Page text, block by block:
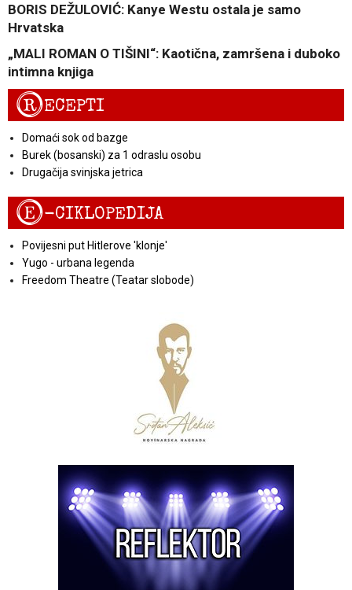
BORIS DEŽULOVIĆ: Kanye Westu ostala je samo
Hrvatska
„MALI ROMAN O TIŠINI“: Kaotična, zamršena i duboko
intimna knjiga
RECEPTI
Domaći sok od bazge
Burek (bosanski) za 1 odraslu osobu
Drugačija svinjska jetrica
E-CIKLOPEDIJA
Povijesni put Hitlerove 'klonje'
Yugo - urbana legenda
Freedom Theatre (Teatar slobode)